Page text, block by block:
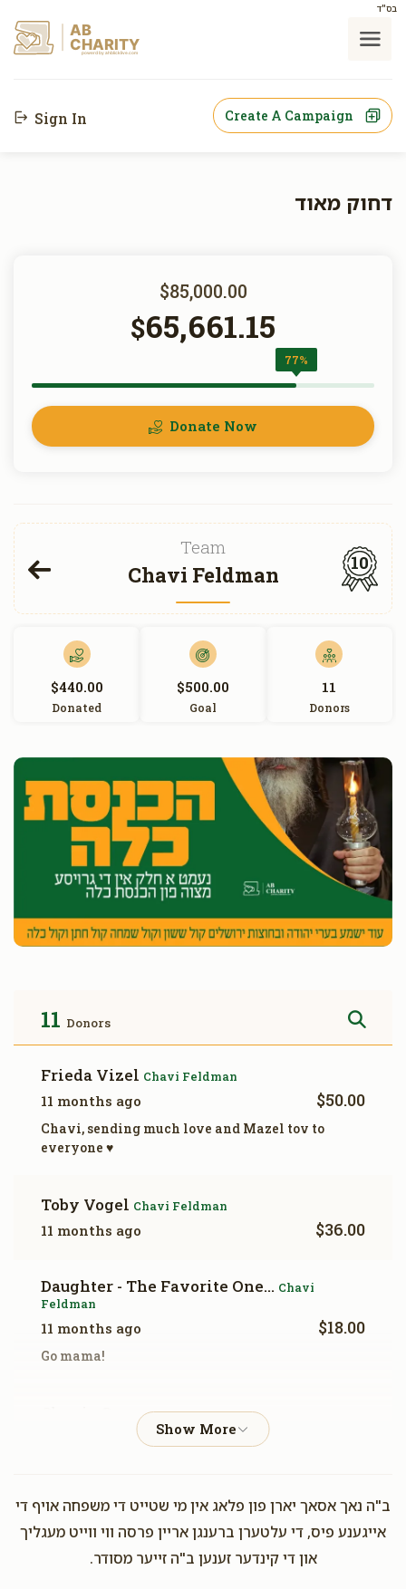
בס"ד
AB
CHARITY
powerd by ahblicklive.com
Sign In Create A Campaign
דחוק מאוד
$85,000.00
$65,661.15
77%
Donate Now
Team
Chavi Feldman 10
$440.00
Donated
$500.00
Goal
11
Donors
11 Donors
Frieda Vizel Chavi Feldman
11 months ago $50.00
Chavi, sending much love and Mazel tov to
everyone ♥️
Toby Vogel Chavi Feldman
11 months ago $36.00
Daughter - The Favorite One... Chavi
Feldman
11 months ago $18.00
Go mama!
Chanie GrausChavi Feldman
11 months ago
Peri FriedmanChavi Feldman
11 months ago $50.00
ב"ה נאך אסאך יארן פון פלאג אין מי שטייט די משפחה אויף די
אייגענע פיס, די עלטערן ברענגן אריין פרסה ווי ווייט מעגליך
און די קינדער זענען ב"ה זייער מסודר.